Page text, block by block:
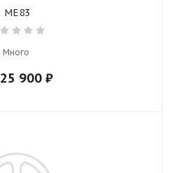
ME83
Много
25 900₽